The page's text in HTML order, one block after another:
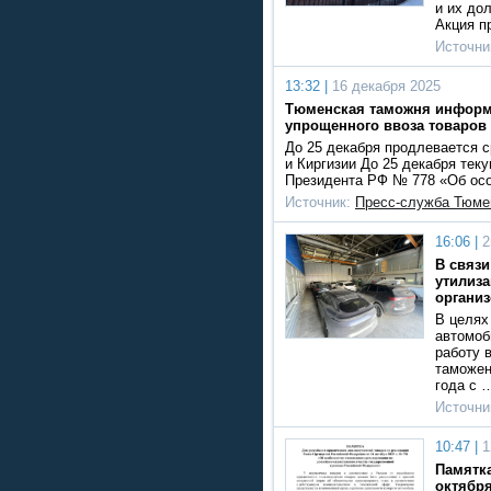
и их
Акция
13:32 |
16 декабря 2025
Тюменская таможня
упрощенного ввоза товаров
До 25 декабря продлевается
и Киргизии До 25 декабря
Президента РФ № 778 «Об
Источник: Пресс-служба
16:06 |
В
В
работу
года с
10:47 |